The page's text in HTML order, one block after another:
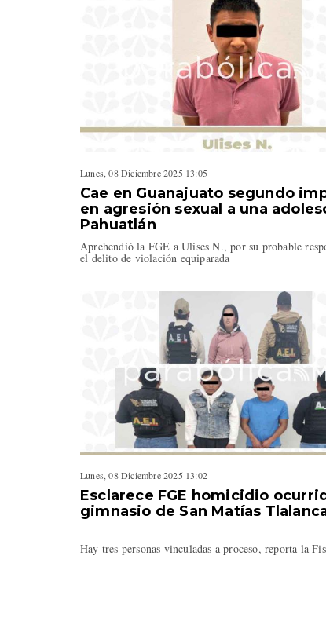
Lunes, 08 Diciembre 2025 13:05
Cae en Guanajuato segundo
en agresión sexual a una
Pahuatlán
Aprehendió la FGE a Ulises N., por su probable
el delito de violación equiparada
Lunes, 08 Diciembre 2025 13:02
Esclarece FGE homicidio
gimnasio de San Matías
Hay tres personas vinculadas a proceso, reporta la